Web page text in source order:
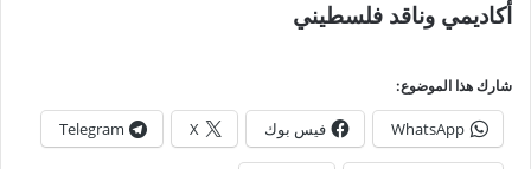
أكاديمي وناقد فلسطيني
شارك هذا الموضوع:
WhatsApp فيس بوك X
Telegram